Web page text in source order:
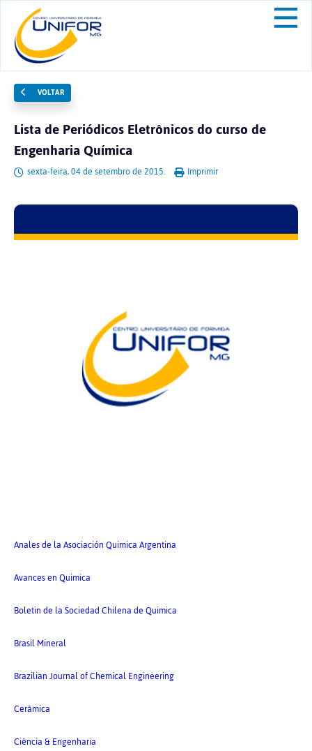
VOLTAR
Lista de Periódicos Eletrônicos do curso de
Engenharia Química
sexta-feira, 04 de setembro de 2015. Imprimir
Anales de la Asociación Quimica Argentina
Avances en Quimica
Boletin de la Sociedad Chilena de Quimica
Brasil Mineral
Brazilian Journal of Chemical Engineering
Cerâmica
Ciência & Engenharia